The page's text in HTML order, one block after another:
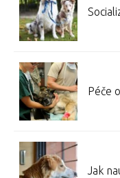
Péče
Jak